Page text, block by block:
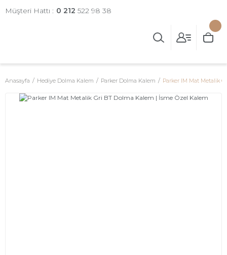
Müşteri Hattı : 0 212 522 98 38
Anasayfa Hediye Dolma Kalem Parker Dolma Kalem Parker IM Mat Metalik